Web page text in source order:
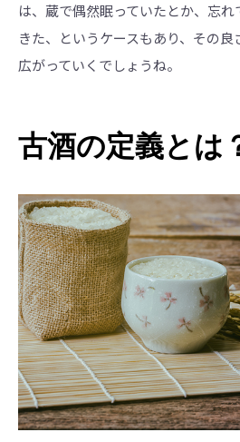
は、蔵で偶然眠っていたとか、忘
きた、というケースもあり、その良
広がっていくでしょうね。
古酒の定義とは